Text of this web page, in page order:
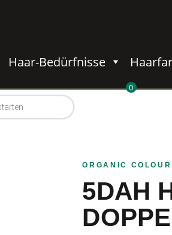
Haar-Bedürfnisse
0
ORGANIC
5DAH